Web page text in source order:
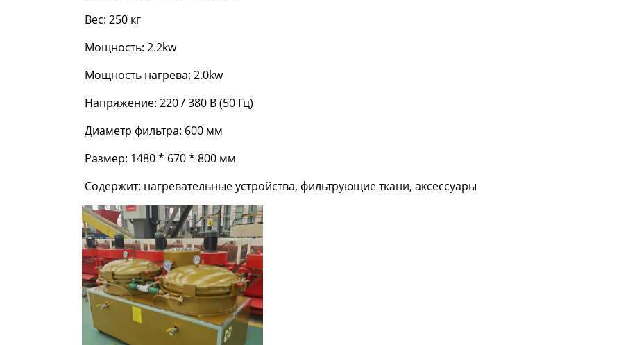
Вес: 250 кг
Мощность: 2.2kw
Мощность нагрева: 2.0kw
Напряжение: 220 / 380 В (50 Гц)
Диаметр фильтра: 600 мм
Размер: 1480 * 670 * 800 мм
Содержит: нагревательные устройства, фильтрующие ткани, аксессуары